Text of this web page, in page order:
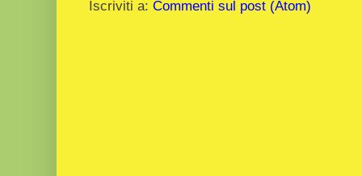
Iscriviti a: Commenti sul post (Atom)